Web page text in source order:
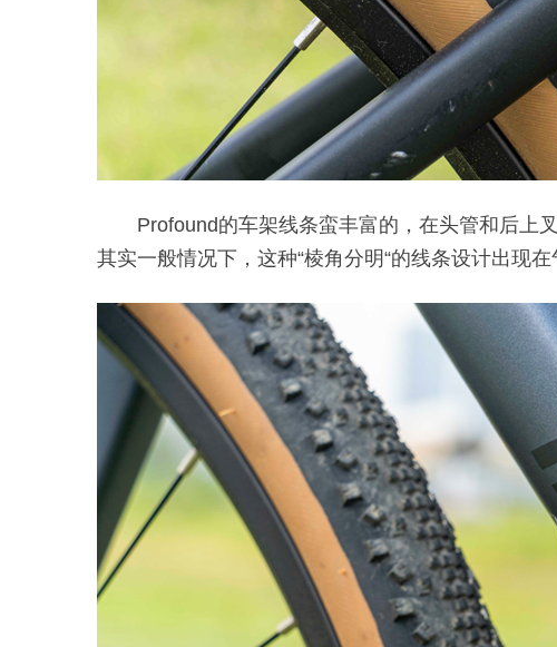
Profound的车架线条蛮丰富的，在头管和后上
其实一般情况下，这种“棱角分明“的线条设计出现